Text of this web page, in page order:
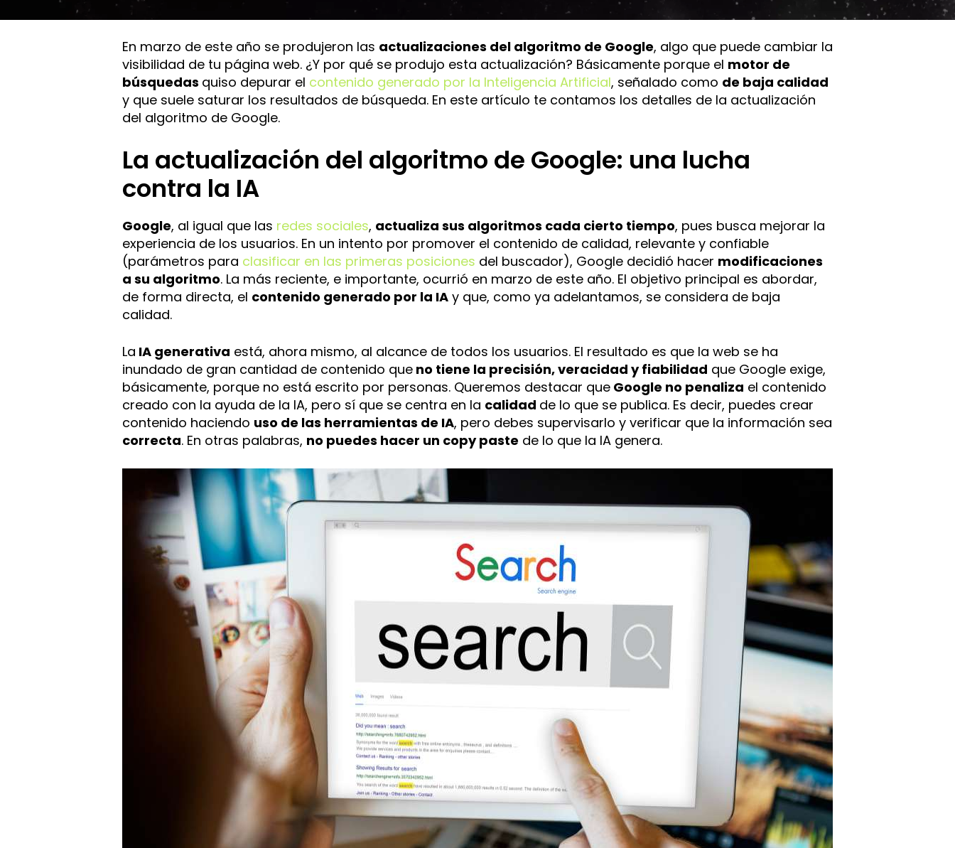
t
r
n
a
e
:
En marzo de este año se produjeron las actualizaciones del algoritmo de Google, algo que puede cambiar la
visibilidad de tu página web. ¿Y por qué se produjo esta actualización? Básicamente porque el motor de
búsquedas quiso depurar el contenido generado por la Inteligencia Artificial, señalado como de baja calidad
y que suele saturar los resultados de búsqueda. En este artículo te contamos los detalles de la actualización
del algoritmo de Google.
La actualización del algoritmo de Google: una lucha
contra la IA
Google, al igual que las redes sociales, actualiza sus algoritmos cada cierto tiempo, pues busca mejorar la
experiencia de los usuarios. En un intento por promover el contenido de calidad, relevante y confiable
(parámetros para clasificar en las primeras posiciones del buscador), Google decidió hacer modificaciones
a su algoritmo. La más reciente, e importante, ocurrió en marzo de este año. El objetivo principal es abordar,
de forma directa, el contenido generado por la IA y que, como ya adelantamos, se considera de baja
calidad.
La IA generativa está, ahora mismo, al alcance de todos los usuarios. El resultado es que la web se ha
inundado de gran cantidad de contenido que no tiene la precisión, veracidad y fiabilidad que Google exige,
básicamente, porque no está escrito por personas. Queremos destacar que Google no penaliza el contenido
creado con la ayuda de la IA, pero sí que se centra en la calidad de lo que se publica. Es decir, puedes crear
contenido haciendo uso de las herramientas de IA, pero debes supervisarlo y verificar que la información sea
correcta. En otras palabras, no puedes hacer un copy paste de lo que la IA genera.